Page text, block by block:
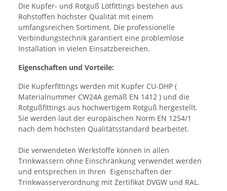
Die Kupfer- und Rotguß Lötfittings bestehen aus
Rohstoffen höchster Qualität mit einem
umfangsreichen Sortiment. Die professionelle
Verbindungstechnik garantiert eine problemlose
Installation in vielen Einsatzbereichen.
Eigenschaften und Vorteile:
Die Kupferfittings werden mit Kupfer CU-DHP (
Materialnummer CW24A gemäß EN 1412 ) und die
Rotgußfittings aus hochwertigem Rotguß hergestellt.
Sie werden laut der europäischen Norm EN 1254/1
nach dem höchsten Qualitätsstandard bearbeitet.
Die verwendeten Werkstoffe können in allen
Trinkwassern ohne Einschränkung verwendet werden
und entsprechen in Ihren Eigenschaften der
Trinkwasserverordnung mit Zertifikat DVGW und RAL.